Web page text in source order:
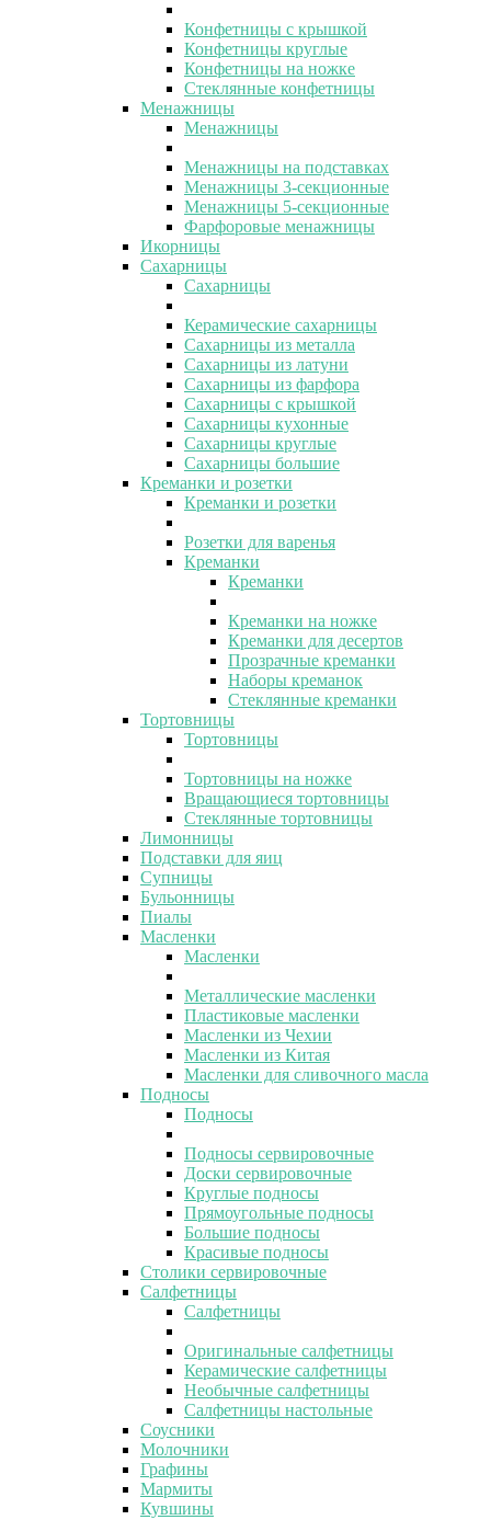
Конфетницы с крышкой
Конфетницы круглые
Конфетницы на ножке
Стеклянные конфетницы
Менажницы
Менажницы
Менажницы на подставках
Менажницы 3-секционные
Менажницы 5-секционные
Фарфоровые менажницы
Икорницы
Сахарницы
Сахарницы
Керамические сахарницы
Сахарницы из металла
Сахарницы из латуни
Сахарницы из фарфора
Сахарницы с крышкой
Сахарницы кухонные
Сахарницы круглые
Сахарницы большие
Креманки и розетки
Креманки и розетки
Розетки для варенья
Креманки
Креманки
Креманки на ножке
Креманки для десертов
Прозрачные креманки
Наборы креманок
Стеклянные креманки
Тортовницы
Тортовницы
Тортовницы на ножке
Вращающиеся тортовницы
Стеклянные тортовницы
Лимонницы
Подставки для яиц
Супницы
Бульонницы
Пиалы
Масленки
Масленки
Металлические масленки
Пластиковые масленки
Масленки из Чехии
Масленки из Китая
Масленки для сливочного масла
Подносы
Подносы
Подносы сервировочные
Доски сервировочные
Круглые подносы
Прямоугольные подносы
Большие подносы
Красивые подносы
Столики сервировочные
Салфетницы
Салфетницы
Оригинальные салфетницы
Керамические салфетницы
Необычные салфетницы
Салфетницы настольные
Соусники
Молочники
Графины
Мармиты
Кувшины